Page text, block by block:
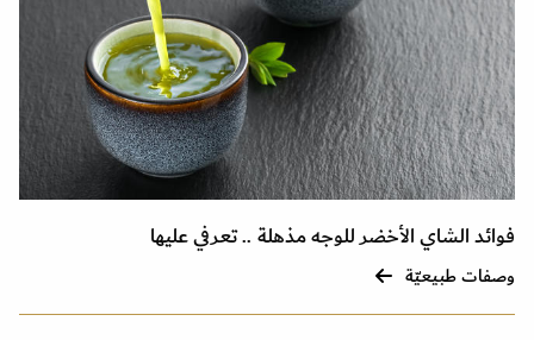
فوائد الشاي الأخضر للوجه مذهلة .. تعرفي عليها
وصفات طبيعيّة